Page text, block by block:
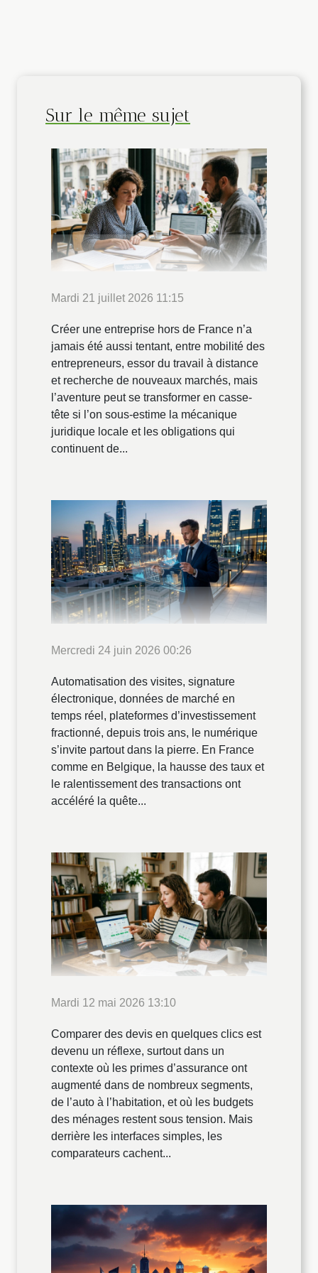
Sur le même sujet
Mardi 21 juillet 2026 11:15
Créer une entreprise hors de France n’a
jamais été aussi tentant, entre mobilité des
entrepreneurs, essor du travail à distance
et recherche de nouveaux marchés, mais
l’aventure peut se transformer en casse-
tête si l’on sous-estime la mécanique
juridique locale et les obligations qui
continuent de...
Mercredi 24 juin 2026 00:26
Automatisation des visites, signature
électronique, données de marché en
temps réel, plateformes d’investissement
fractionné, depuis trois ans, le numérique
s’invite partout dans la pierre. En France
comme en Belgique, la hausse des taux et
le ralentissement des transactions ont
accéléré la quête...
Mardi 12 mai 2026 13:10
Comparer des devis en quelques clics est
devenu un réflexe, surtout dans un
contexte où les primes d’assurance ont
augmenté dans de nombreux segments,
de l’auto à l’habitation, et où les budgets
des ménages restent sous tension. Mais
derrière les interfaces simples, les
comparateurs cachent...